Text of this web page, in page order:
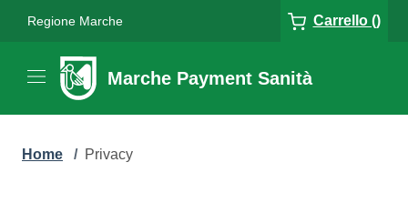
Regione Marche Carrello ()
Marche Payment Sanità
Home / Privacy